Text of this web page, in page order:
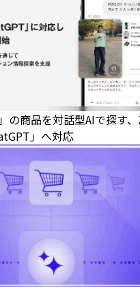
の商品を対話型AIで探す
」へ対応